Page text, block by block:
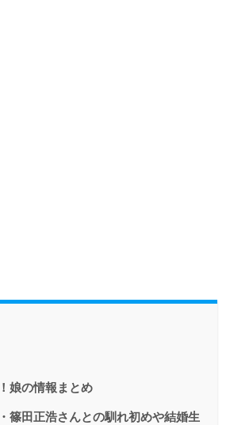
娘の情報まとめ
篠田正浩さんとの馴れ初めや結婚生